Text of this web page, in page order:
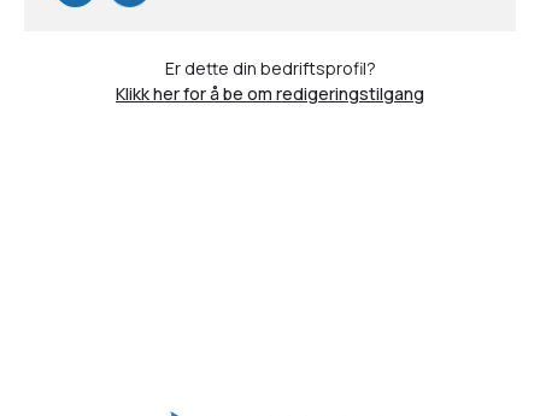
Er dette din bedriftsprofil?
Klikk her for å be om redigeringstilgang